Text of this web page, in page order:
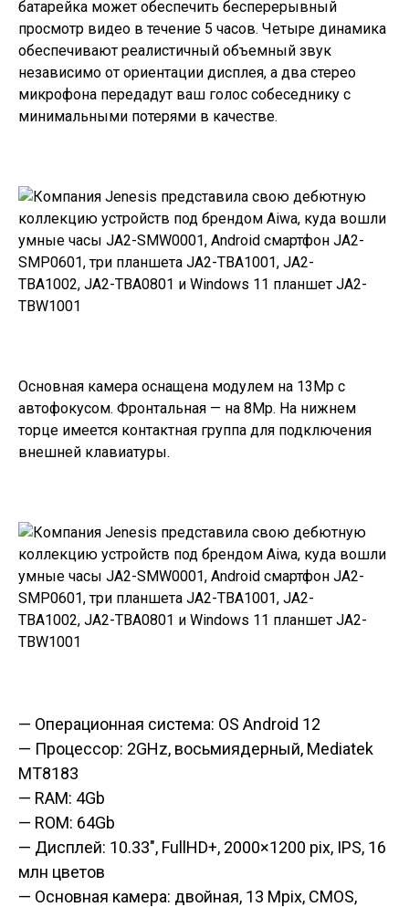
батарейка может обеспечить бесперерывный
просмотр видео в течение 5 часов. Четыре динамика
обеспечивают реалистичный объемный звук
независимо от ориентации дисплея, а два стерео
микрофона передадут ваш голос собеседнику с
минимальными потерями в качестве.
Основная камера оснащена модулем на 13Mp с
автофокусом. Фронтальная — на 8Mp. На нижнем
торце имеется контактная группа для подключения
внешней клавиатуры.
— Операционная система: OS Android 12
— Процессор: 2GHz, восьмиядерный, Mediatek
MT8183
— RAM: 4Gb
— ROM: 64Gb
— Дисплей: 10.33″, FullHD+, 2000×1200 pix, IPS, 16
млн цветов
— Основная камера: двойная, 13 Mpix, CMOS,